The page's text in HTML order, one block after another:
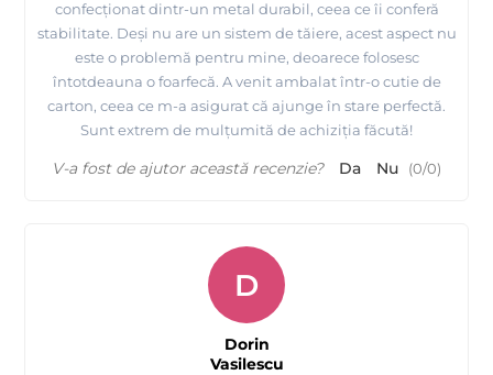
confecționat dintr-un metal durabil, ceea ce îi conferă
stabilitate. Deși nu are un sistem de tăiere, acest aspect nu
este o problemă pentru mine, deoarece folosesc
întotdeauna o foarfecă. A venit ambalat într-o cutie de
carton, ceea ce m-a asigurat că ajunge în stare perfectă.
Sunt extrem de mulțumită de achiziția făcută!
V-a fost de ajutor această recenzie? Da Nu (0/0)
D
Dorin
Vasilescu